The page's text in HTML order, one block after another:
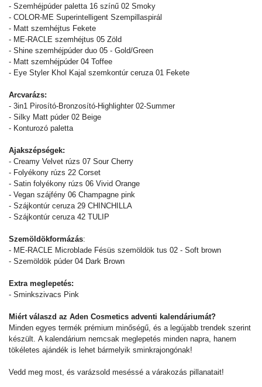
- Szemhéjpúder paletta 16 színű 02 Smoky
- COLOR-ME Superintelligent Szempillaspirál
- Matt szemhéjtus Fekete
- ME-RACLE szemhéjtus 05 Zöld
- Shine szemhéjpúder duo 05 - Gold/Green
- Matt szemhéjpúder 04 Toffee
- Eye Styler Khol Kajal szemkontúr ceruza 01 Fekete
Arcvarázs:
- 3in1 Pirosító-Bronzosító-Highlighter 02-Summer
- Silky Matt púder 02 Beige
- Konturozó paletta
Ajakszépségek:
- Creamy Velvet rúzs 07 Sour Cherry
- Folyékony rúzs 22 Corset
- Satin folyékony rúzs 06 Vivid Orange
- Vegan szájfény 06 Champagne pink
- Szájkontúr ceruza 29 CHINCHILLA
- Szájkontúr ceruza 42 TULIP
Szemöldökformázás:
- ME-RACLE Microblade Fésüs szemöldök tus 02 - Soft brown
- Szemöldök púder 04 Dark Brown
Extra meglepetés:
- Sminkszivacs Pink
Miért válaszd az Aden Cosmetics adventi kalendáriumát?
Minden egyes termék prémium minőségű, és a legújabb trendek szerint
készült. A kalendárium nemcsak meglepetés minden napra, hanem
tökéletes ajándék is lehet bármelyik sminkrajongónak!
Vedd meg most, és varázsold meséssé a várakozás pillanatait!